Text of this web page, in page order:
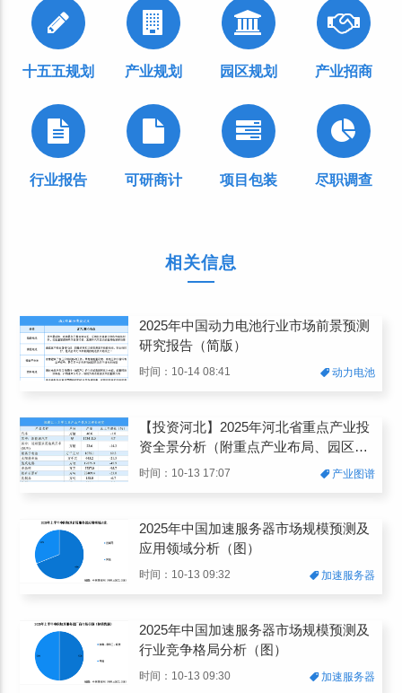
十五五规划 产业规划 园区规划 产业招商
行业报告 可研商计 项目包装 尽职调查
相关信息
2025年中国动力电池行业市场前景预测
研究报告（简版）
时间：10-14 08:41 动力电池
【投资河北】2025年河北省重点产业投
资全景分析（附重点产业布局、园区分
布、投资保障等）
时间：10-13 17:07 产业图谱
2025年中国加速服务器市场规模预测及
应用领域分析（图）
时间：10-13 09:32 加速服务器
2025年中国加速服务器市场规模预测及
行业竞争格局分析（图）
时间：10-13 09:30 加速服务器